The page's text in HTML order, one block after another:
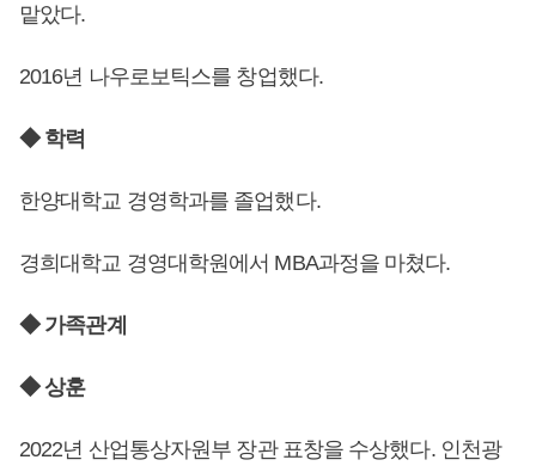
맡았다.
2016년 나우로보틱스를 창업했다.
◆ 학력
한양대학교 경영학과를 졸업했다.
경희대학교 경영대학원에서 MBA과정을 마쳤다.
◆ 가족관계
◆ 상훈
2022년 산업통상자원부 장관 표창을 수상했다. 인천광